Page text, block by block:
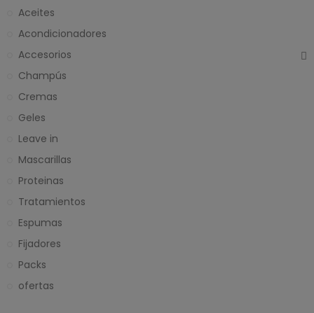
Aceites
Acondicionadores
Accesorios
Champús
Cremas
Geles
Leave in
Mascarillas
Proteinas
Tratamientos
Espumas
Fijadores
Packs
ofertas